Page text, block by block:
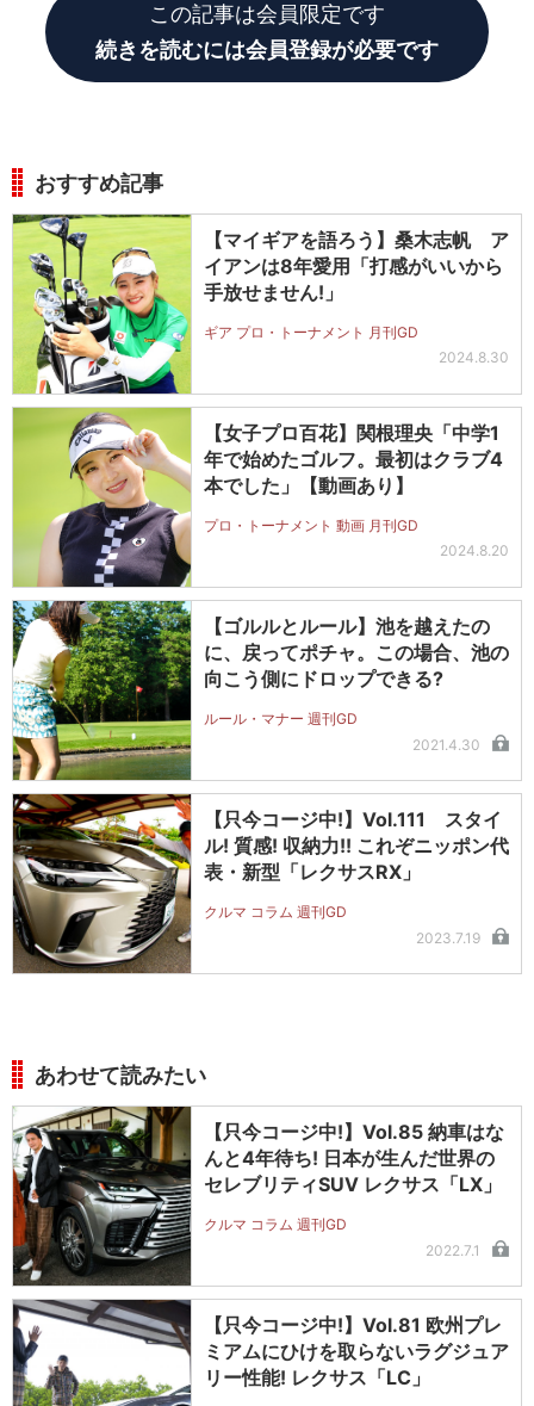
この記事は会員限定です
続きを読むには会員登録が必要です
おすすめ記事
【マイギアを語ろう】桑木志帆 ア
イアンは8年愛用「打感がいいから
手放せません!」
ギア プロ・トーナメント 月刊GD
2024.8.30
【女子プロ百花】関根理央「中学1
年で始めたゴルフ。最初はクラブ4
本でした」【動画あり】
プロ・トーナメント 動画 月刊GD
2024.8.20
【ゴルルとルール】池を越えたの
に、戻ってポチャ。この場合、池の
向こう側にドロップできる?
ルール・マナー 週刊GD
2021.4.30
【只今コージ中!】Vol.111 スタイ
ル! 質感! 収納力!! これぞニッポン代
表・新型「レクサスRX」
クルマ コラム 週刊GD
2023.7.19
あわせて読みたい
【只今コージ中!】Vol.85 納車はな
んと4年待ち! 日本が生んだ世界の
セレブリティSUV レクサス「LX」
クルマ コラム 週刊GD
2022.7.1
【只今コージ中!】Vol.81 欧州プレ
ミアムにひけを取らないラグジュア
リー性能! レクサス「LC」